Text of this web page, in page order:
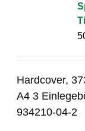
Hardcover,
A4 3
934210-04-2